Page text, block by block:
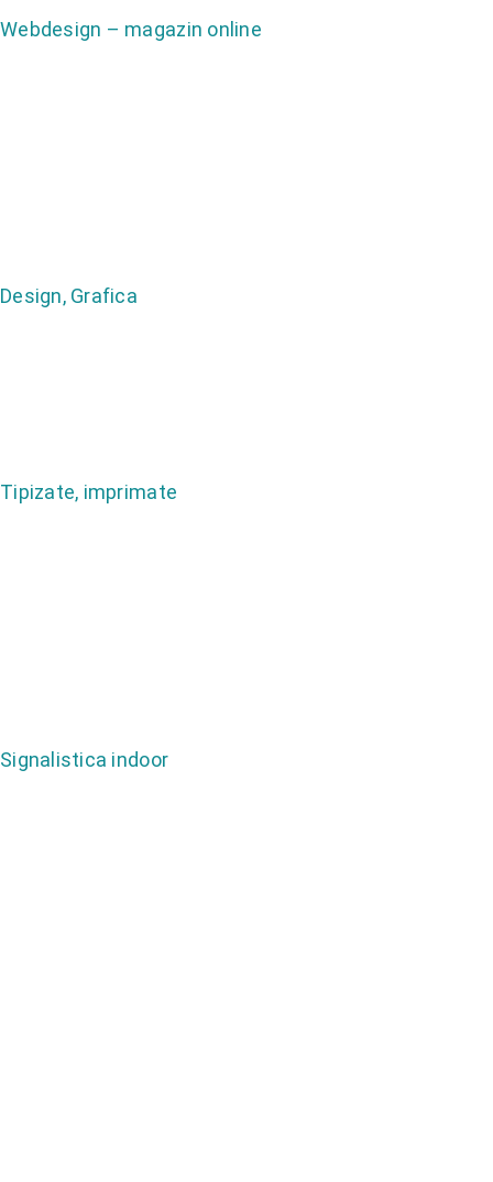
Webdesign – magazin online
Design, Grafica
Tipizate, imprimate
Signalistica indoor